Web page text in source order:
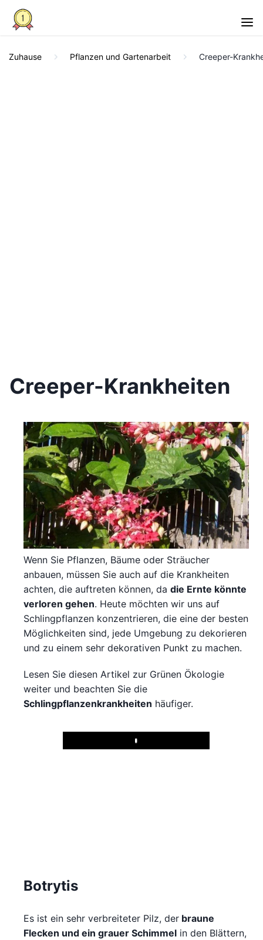
Zuhause Pflanzen und Gartenarbeit Creeper-
Creeper-Krankheiten
Wenn Sie Pflanzen, Bäume oder Sträucher
anbauen, müssen Sie auch auf die Krankheiten
achten, die auftreten können, da die Ernte könnte
verloren gehen. Heute möchten wir uns auf
Schlingpflanzen konzentrieren, die eine der besten
Möglichkeiten sind, jede Umgebung zu dekorieren
und zu einem sehr dekorativen Punkt zu machen.
Lesen Sie diesen Artikel zur Grünen Ökologie
weiter und beachten Sie die
Schlingpflanzenkrankheiten häufiger.
Play
Botrytis
Es ist ein sehr verbreiteter Pilz, der braune
Flecken und ein grauer Schimmel in den Blättern,